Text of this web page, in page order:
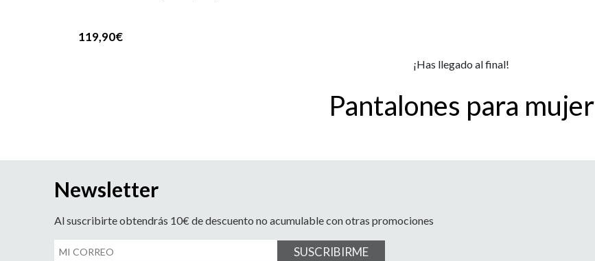
119,90€
¡Has llegado al final!
Pantalones para mujer
Newsletter
Al suscribirte obtendrás 10€ de descuento no acumulable con otras promociones
SUSCRIBIRME